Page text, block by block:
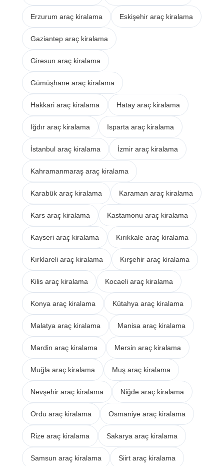
Erzurum araç kiralama Eskişehir araç kiralama
Gaziantep araç kiralama
Giresun araç kiralama
Gümüşhane araç kiralama
Hakkari araç kiralama Hatay araç kiralama
Iğdır araç kiralama Isparta araç kiralama
İstanbul araç kiralama İzmir araç kiralama
Kahramanmaraş araç kiralama
Karabük araç kiralama Karaman araç kiralama
Kars araç kiralama Kastamonu araç kiralama
Kayseri araç kiralama Kırıkkale araç kiralama
Kırklareli araç kiralama Kırşehir araç kiralama
Kilis araç kiralama Kocaeli araç kiralama
Konya araç kiralama Kütahya araç kiralama
Malatya araç kiralama Manisa araç kiralama
Mardin araç kiralama Mersin araç kiralama
Muğla araç kiralama Muş araç kiralama
Nevşehir araç kiralama Niğde araç kiralama
Ordu araç kiralama Osmaniye araç kiralama
Rize araç kiralama Sakarya araç kiralama
Samsun araç kiralama Siirt araç kiralama